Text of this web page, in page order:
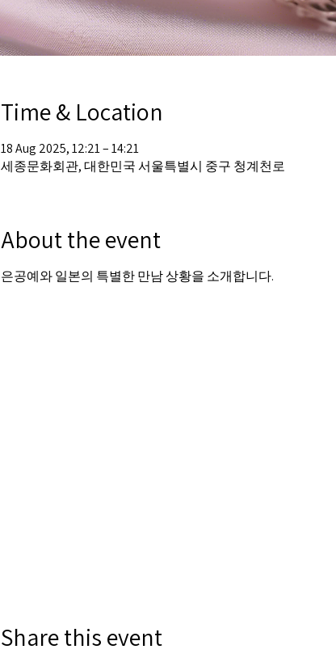
Time & Location
18 Aug 2025, 12:21 – 14:21
세종문화회관, 대한민국 서울특별시 중구 청계천로
About the event
은공예와 일본의 특별한 만남 상황을 소개합니다.
Share this event